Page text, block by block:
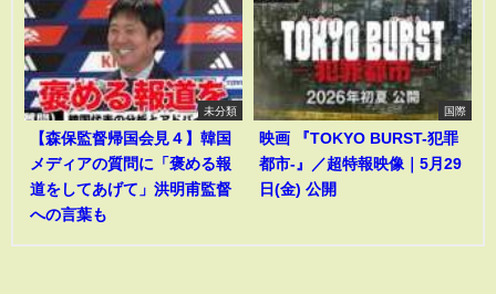
未分類
【森保監督帰国会見４】韓国
メディアの質問に「褒める報
道をしてあげて」洪明甫監督
への言葉も
国際
映画 『TOKYO BURST-犯罪
都市-』／超特報映像｜5月29
日(金) 公開